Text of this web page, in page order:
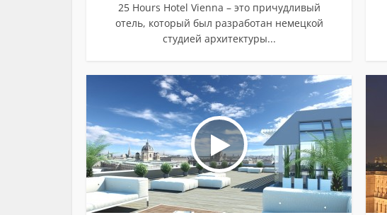
25 Hours Hotel Vienna – это причудливый
отель, который был разработан немецкой
студией архитектуры...